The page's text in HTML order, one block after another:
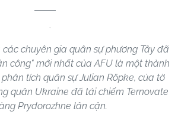
chuyên gia quân sự phương Tây đã
công" mới nhất của AFU là một thành
tích quân sự Julian Röpke, của tờ
quân Ukraine đã tái chiếm Ternovate
Prydorozhne lân cận.